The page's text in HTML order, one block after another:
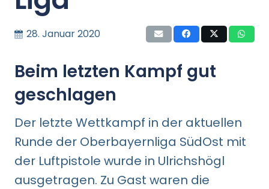
28. Januar 2020
Beim letzten Kampf gut
geschlagen
Der letzte Wettkampf in der aktuellen
Runde der Oberbayernliga SüdOst mit
der Luftpistole wurde in Ulrichshögl
ausgetragen. Zu Gast waren die